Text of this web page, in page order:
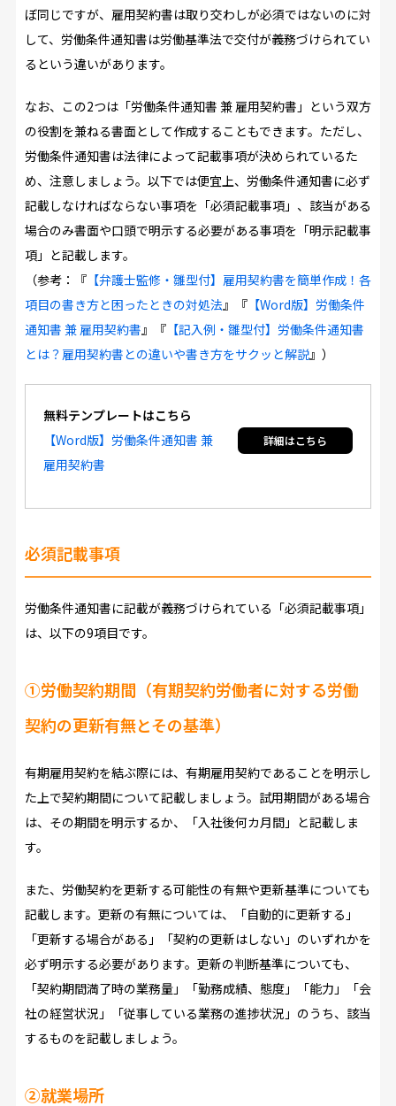
ぼ同じですが、雇用契約書は取り交わしが必須ではないのに対
して、労働条件通知書は労働基準法で交付が義務づけられてい
るという違いがあります。
なお、この2つは「労働条件通知書 兼 雇用契約書」という双方
の役割を兼ねる書面として作成することもできます。ただし、
労働条件通知書は法律によって記載事項が決められているた
め、注意しましょう。以下では便宜上、労働条件通知書に必ず
記載しなければならない事項を「必須記載事項」、該当がある
場合のみ書面や口頭で明示する必要がある事項を「明示記載事
項」と記載します。
（参考：『【弁護士監修・雛型付】雇用契約書を簡単作成！各
項目の書き方と困ったときの対処法』『【Word版】労働条件
通知書 兼 雇用契約書』『【記入例・雛型付】労働条件通知書
とは？雇用契約書との違いや書き方をサクッと解説』）
無料テンプレートはこちら
【Word版】労働条件通知書 兼
雇用契約書
必須記載事項
労働条件通知書に記載が義務づけられている「必須記載事項」
は、以下の9項目です。
①労働契約期間（有期契約労働者に対する労働
契約の更新有無とその基準）
有期雇用契約を結ぶ際には、有期雇用契約であることを明示し
た上で契約期間について記載しましょう。試用期間がある場合
は、その期間を明示するか、「入社後何カ月間」と記載しま
す。
また、労働契約を更新する可能性の有無や更新基準についても
記載します。更新の有無については、「自動的に更新する」
「更新する場合がある」「契約の更新はしない」のいずれかを
必ず明示する必要があります。更新の判断基準についても、
「契約期間満了時の業務量」「勤務成績、態度」「能力」「会
社の経営状況」「従事している業務の進捗状況」のうち、該当
するものを記載しましょう。
②就業場所